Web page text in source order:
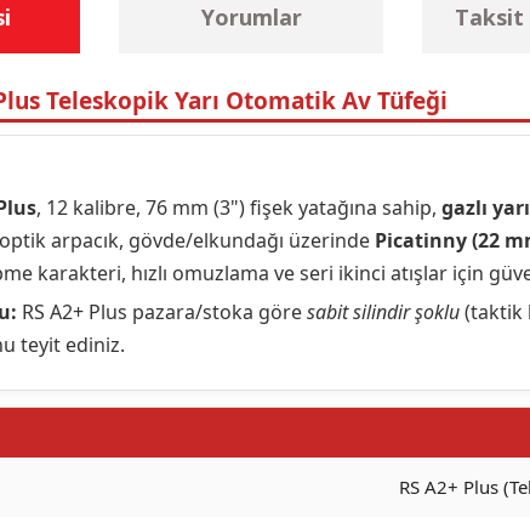
Yorumlar Taksit
Teleskopik Yarı Otomatik Av Tüfeği
, 12 kalibre, 76 mm (3") fişek yatağına sahip, gazlı
arpacık, gövde/elkundağı üzerinde Picatinny (22
karakteri, hızlı omuzlama ve seri ikinci atışlar için
RS A2+ Plus pazara/stoka göresabit silindir şoklu(taktik
teyit ediniz.
RS A2+ Plus